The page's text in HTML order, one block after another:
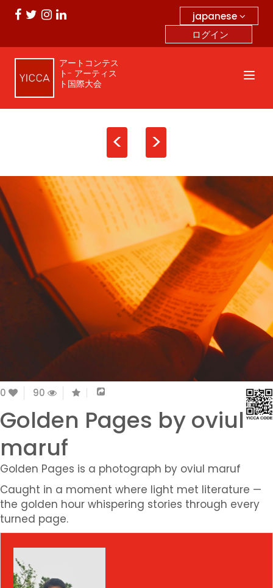
japanese
ログイン
アートコンテス
ト- アーティス
ト国際大会
< >
0 90
Golden Pages by oviul
maruf
Golden Pages is a photograph by oviul maruf
Caught in a moment where light met literature —
the golden hour whispering stories through every
turned page.